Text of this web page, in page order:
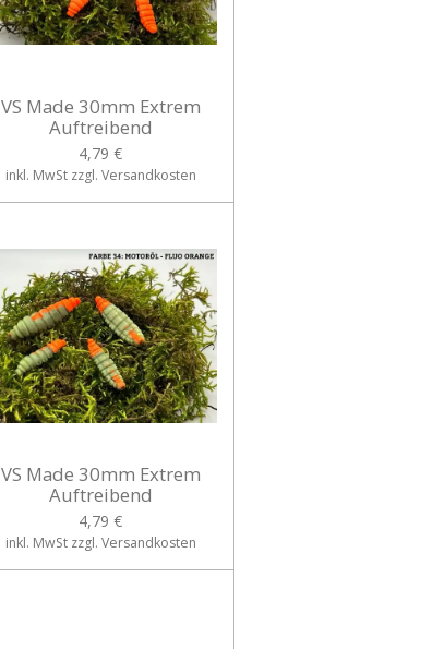
VS Made 30mm Extrem
Auftreibend
4,79 €
inkl. MwSt zzgl. Versandkosten
VS Made 30mm Extrem
Auftreibend
4,79 €
inkl. MwSt zzgl. Versandkosten